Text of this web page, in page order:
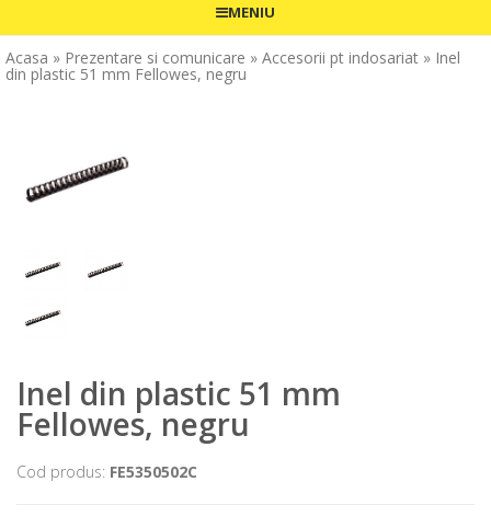
MENIU
Acasa » Prezentare si comunicare » Accesorii pt indosariat » Inel
din plastic 51 mm Fellowes, negru
Inel din plastic 51 mm
Fellowes, negru
Cod produs: FE5350502C